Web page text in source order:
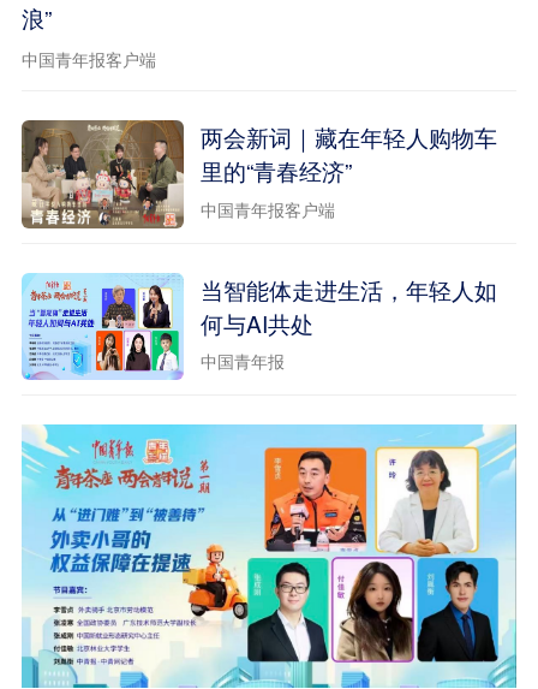
浪”
中国青年报客户端
两会新词｜藏在年轻人购物车
里的“青春经济”
中国青年报客户端
当智能体走进生活，年轻人如
何与AI共处
中国青年报